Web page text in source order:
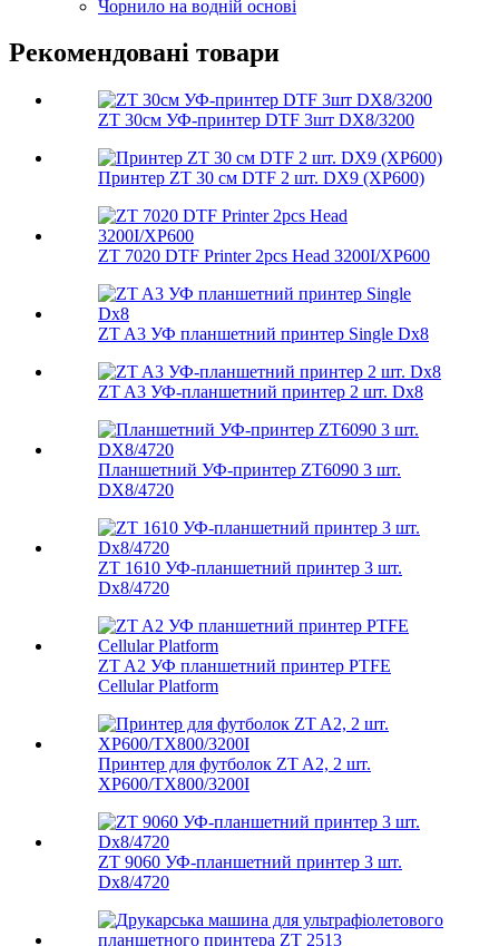
Чорнило на водній основі
Рекомендовані товари
ZT 30см УФ-принтер DTF 3шт DX8/3200
Принтер ZT 30 см DTF 2 шт. DX9 (XP600)
ZT 7020 DTF Printer 2pcs Head 3200I/XP600
ZT A3 УФ планшетний принтер Single Dx8
ZT A3 УФ-планшетний принтер 2 шт. Dx8
Планшетний УФ-принтер ZT6090 3 шт.
DX8/4720
ZT 1610 УФ-планшетний принтер 3 шт.
Dx8/4720
ZT A2 УФ планшетний принтер PTFE
Cellular Platform
Принтер для футболок ZT A2, 2 шт.
XP600/TX800/3200I
ZT 9060 УФ-планшетний принтер 3 шт.
Dx8/4720